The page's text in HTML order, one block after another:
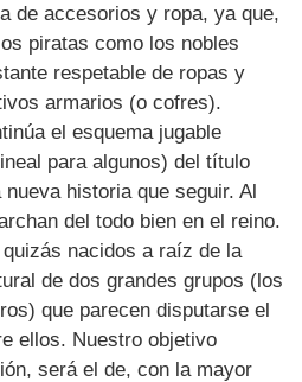
de accesorios y ropa, ya que,
piratas como los nobles
respetable de ropas y
armarios (o cofres).
el esquema jugable
para algunos) del título
historia que seguir. Al
del todo bien en el reino.
nacidos a raíz de la
de dos grandes grupos (los
que parecen disputarse el
ellos. Nuestro objetivo
será el de, con la mayor